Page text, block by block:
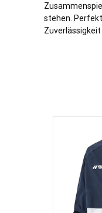
stehen.
Zuverlässigkeit